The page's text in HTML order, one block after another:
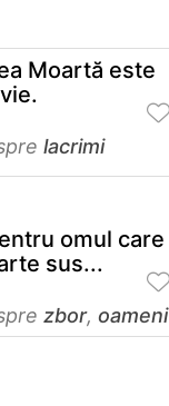
Moartă este
lacrimi
omul care
sus...
zbor, oameni